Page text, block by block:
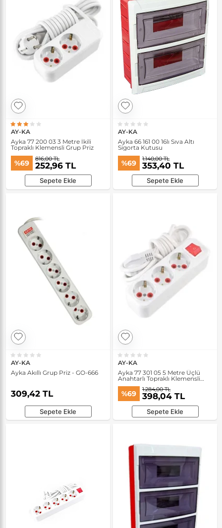
AY-KA
Ayka 77 200 03 3 Metre İkili
Topraklı Klemensli Grup Priz
%69 816,00 TL
252,96 TL
Sepete Ekle
AY-KA
Ayka 66 161 00 16lı Sıva Altı
Sigorta Kutusu
%69 1.140,00 TL
353,40 TL
Sepete Ekle
AY-KA
Ayka Akıllı Grup Priz - GO-666
309,42 TL
Sepete Ekle
AY-KA
Ayka 77 301 05 5 Metre Üçlü
Anahtarlı Topraklı Klemensli
%69 1.284,00 TL
398,04 TL
Sepete Ekle